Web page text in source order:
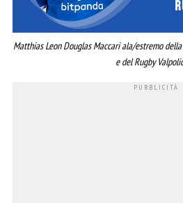
Matthias Leon Douglas Maccari ala/estremo
e del Rugby